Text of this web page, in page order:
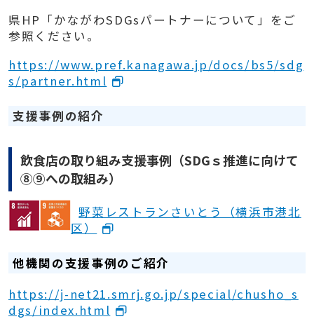
県HP「かながわSDGsパートナーについて」をご
参照ください。
https://www.pref.kanagawa.jp/docs/bs5/sdg
s/partner.html
支援事例の紹介
飲食店の取り組み支援事例（SDGｓ推進に向けて
⑧⑨への取組み）
野菜レストランさいとう（横浜市港北
区）
他機関の支援事例のご紹介
https://j-net21.smrj.go.jp/special/chusho_s
dgs/index.html